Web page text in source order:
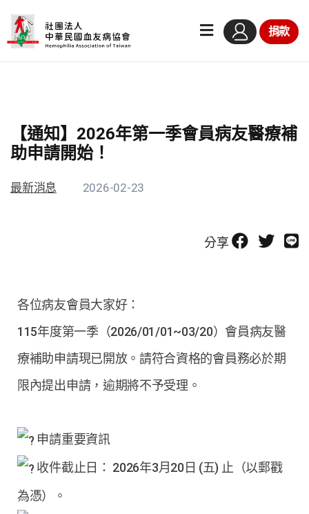
捐款
【通知】2026年第一季會員病友醫療補
助申請開始！
最新消息 2026-02-23
分享
各位病友會員大家好：
115年度第一季（2026/01/01~03/20）會員病友醫
療補助申請現已開放。請符合資格的會員務必於期
限內提出申請，逾期將不予受理。
申請重要資訊
收件截止日： 2026年3月20日 (五) 止（以郵戳
為憑）。